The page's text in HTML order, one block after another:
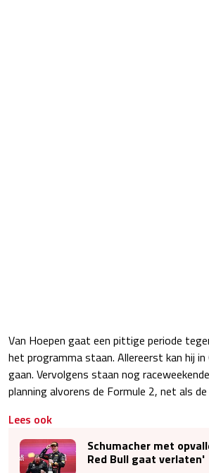
Van Hoepen gaat een pittige periode
het programma staan. Allereerst kan hij
gaan. Vervolgens staan nog
planning alvorens de Formule 2, net als
Lees ook
Schumacher met
Red Bull gaat verlaten'